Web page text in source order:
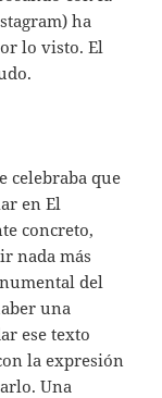
ha
lo visto. El
celebraba que
en El
concreto,
nada más
del
una
ese texto
la expresión
Una